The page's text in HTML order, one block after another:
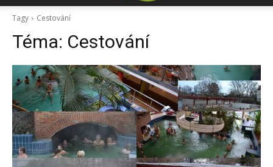
Tagy Cestování
Téma: Cestování